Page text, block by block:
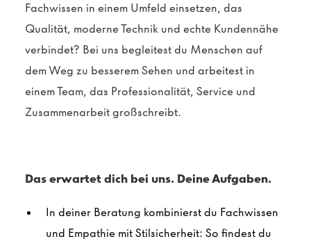
Fachwissen in einem Umfeld einsetzen, das
Qualität, moderne Technik und echte Kundennähe
verbindet? Bei uns begleitest du Menschen auf
dem Weg zu besserem Sehen und arbeitest in
einem Team, das Professionalität, Service und
Zusammenarbeit großschreibt.
Das erwartet dich bei uns. Deine Aufgaben.
In deiner Beratung kombinierst du Fachwissen
und Empathie mit Stilsicherheit: So findest du